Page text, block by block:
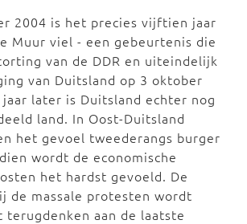
2004 is het precies vijftien jaar
Muur viel - een gebeurtenis die
van de DDR en uiteindelijk
van Duitsland op 3 oktober
later is Duitsland echter nog
land. In Oost-Duitsland
het gevoel tweederangs burger
wordt de economische
het hardst gevoeld. De
de massale protesten wordt
aan de laatste